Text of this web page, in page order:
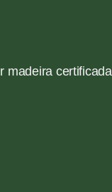
madeira